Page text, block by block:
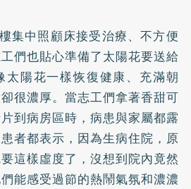
集中照顧床接受治療、不方便
們也貼心準備了太陽花要送給
太陽花一樣恢復健康、充滿朝
很濃厚。當志工們拿著香甜可
到病房區時，病患與家屬都露
者都表示，因為生病住院，原
這樣虛度了，沒想到院內竟然
能感受過節的熱鬧氣氛和濃濃